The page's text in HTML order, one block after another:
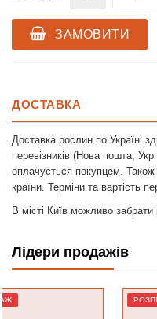
ЗАМОВИТИ
ДОСТАВКА
Доставка рослин по Україні
перевізників (Нова пошта,
оплачується покупцем.
країни. Терміни та вартість
В місті Київ можливо
Лідери продажів